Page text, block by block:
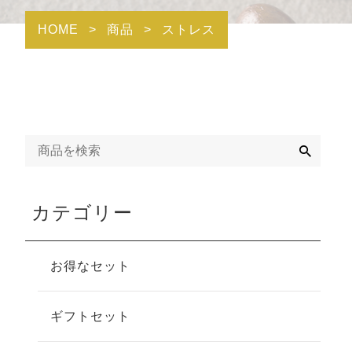
HOME > 商品 > ストレス
カテゴリー
お得なセット
ギフトセット